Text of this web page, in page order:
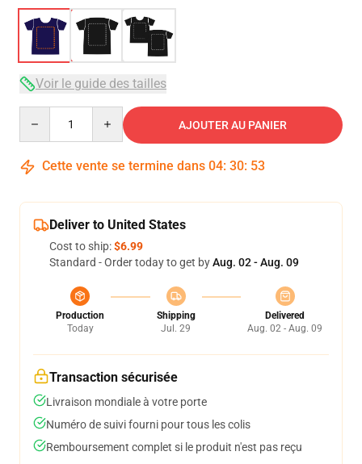
Voir le guide des tailles
AJOUTER AU PANIER
Cette vente se termine dans 04: 30: 52
Deliver to United States
Cost to ship:$6.99
Standard - Order today to get byAug. 02 - Aug. 09
Production
Today
Shipping
Jul. 29
Delivered
Aug. 02 - Aug. 09
Transaction sécurisée
Livraison mondiale à votre porte
Numéro de suivi fourni pour tous les colis
Remboursement complet si le produit n'est pas reçu